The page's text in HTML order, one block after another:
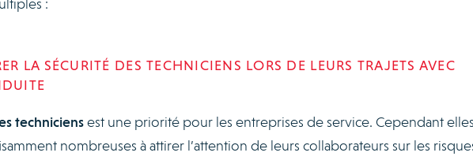
:
LA SÉCURITÉ DES TECHNICIENS LORS DE LEURS TRAJETS AVEC
techniciensest une priorité pour les entreprises de service. Cependant
nombreuses à attirer l’attention de leurs collaborateurs sur les